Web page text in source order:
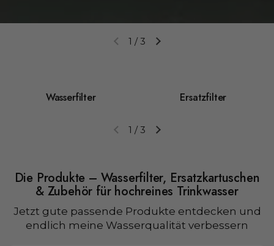
Vorherige FolieNächste Folie
1 /3
Wasserfilter Ersatzfilter
Vorherige FolieNächste Folie
1 /3
Die Produkte – Wasserfilter, Ersatzkartuschen
& Zubehör für hochreines Trinkwasser
Jetzt gute passende Produkte entdecken und
endlich meine Wasserqualität verbessern